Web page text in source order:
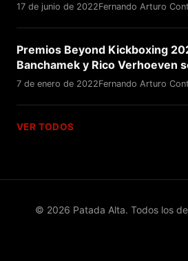
17 de junio de 2022Fernando Arturo
Premios Beyond Kickboxing
Banchamek y Rico Verhoeven
7 de enero de 2022Fernando Arturo
VER TODOS
© 2026 Patada Alta. Todos los